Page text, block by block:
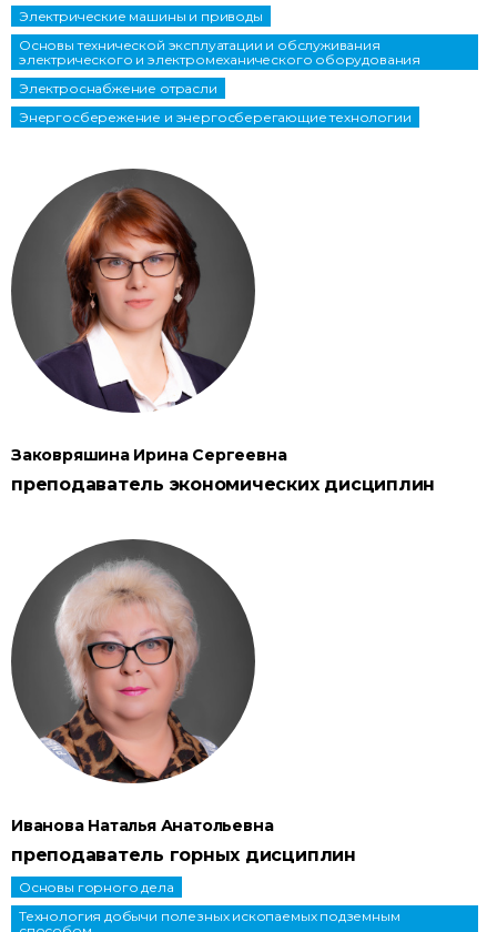
Электрические машины и приводы
Основы технической эксплуатации и обслуживания
электрического и электромеханического оборудования
Электроснабжение отрасли
Энергосбережение и энергосберегающие технологии
Заковряшина Ирина Сергеевна
преподаватель экономических дисциплин
Иванова Наталья Анатольевна
преподаватель горных дисциплин
Основы горного дела
Технология добычи полезных ископаемых подземным